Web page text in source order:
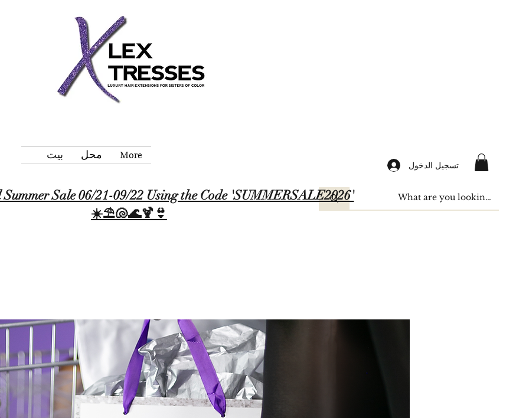
بيت محل More
تسجيل الدخول
Sale 06/21-09/22 Using the Code 'SUMMERSALE2026'
☀️⛱️🐚🌊🍹👙